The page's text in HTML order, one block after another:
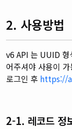
2. 사용방법
v6 API 는 UUID
어주셔야 사용이
로그인 후 https://
2-1. 레코드 정